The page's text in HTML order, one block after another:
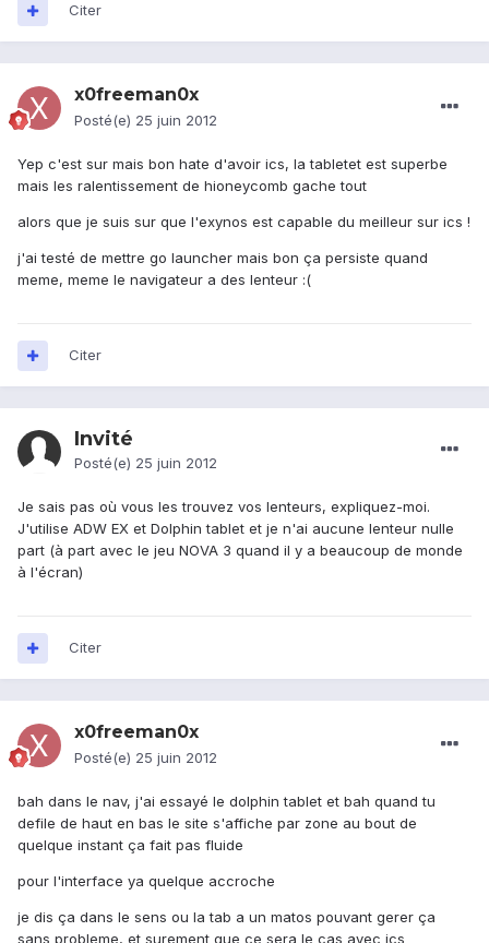
Citer
x0freeman0x
Posté(e) 25 juin 2012
Yep c'est sur mais bon hate d'avoir ics, la tabletet est superbe
mais les ralentissement de hioneycomb gache tout
alors que je suis sur que l'exynos est capable du meilleur sur ics !
j'ai testé de mettre go launcher mais bon ça persiste quand
meme, meme le navigateur a des lenteur :(
Citer
Invité
Posté(e) 25 juin 2012
Je sais pas où vous les trouvez vos lenteurs, expliquez-moi.
J'utilise ADW EX et Dolphin tablet et je n'ai aucune lenteur nulle
part (à part avec le jeu NOVA 3 quand il y a beaucoup de monde
à l'écran)
Citer
x0freeman0x
Posté(e) 25 juin 2012
bah dans le nav, j'ai essayé le dolphin tablet et bah quand tu
defile de haut en bas le site s'affiche par zone au bout de
quelque instant ça fait pas fluide
pour l'interface ya quelque accroche
je dis ça dans le sens ou la tab a un matos pouvant gerer ça
sans probleme, et surement que ce sera le cas avec ics